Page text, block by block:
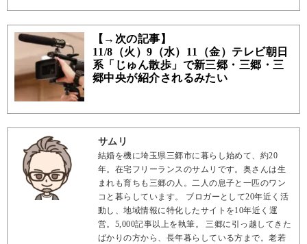
【→次の記事】
11/8（火）9（水）11（金）テレビ朝日
系「じゅん散歩」で新三郷・三郷・三
郷中央が紹介されるみたい
サムリ
結婚を機に埼玉県三郷市に暮らし始めて、約20
年。在宅フリーランスのサムリです。奥さんは生
まれも育ちも三郷の人。二人の息子と一匹のワン
コと暮らしています。 ブロガーとして20年近く活
動し、地域情報に特化したサイトを10年近く運
営。5,000記事以上を執筆。 三郷に引っ越してきた
ばかりの方から、長年暮らしている方まで。老若